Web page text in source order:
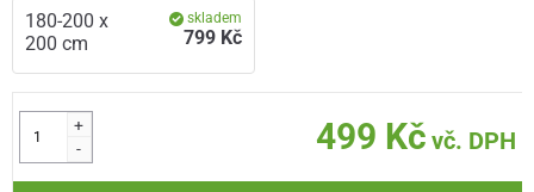
180-200 x
200 cm
skladem
799 Kč
+
-
499 Kč vč. DPH